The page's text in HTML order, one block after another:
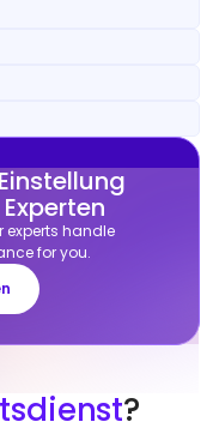
experts handle
for you.
?